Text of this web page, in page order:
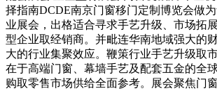
择指南DCDE南京门窗移门定制博览会做
业展会，出格适合寻求手艺升级、市场拓
型企业取经销商。并毗连华南地域强大的
大的行业集聚效应。鞭策行业手艺升级取
在于高端门窗、幕墙手艺及配套五金的全
购取零售市场供给全面参考。展会聚焦门